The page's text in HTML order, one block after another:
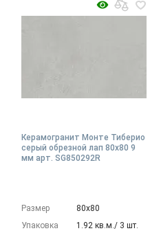
Керамогранит Монте Тиберио
серый обрезной лап 80x80 9
мм арт. SG850292R
Размер
80х80
Упаковка
1.92 кв.м./ 3 шт.